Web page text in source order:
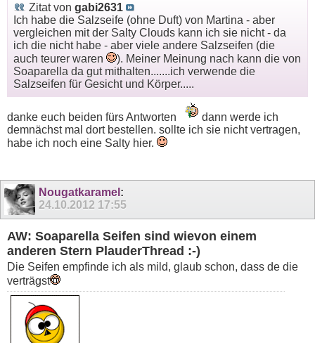
Zitat von gabi2631
Ich habe die Salzseife (ohne Duft) von Martina - aber
vergleichen mit der Salty Clouds kann ich sie nicht - da
ich die nicht habe - aber viele andere Salzseifen (die
auch teurer waren
). Meiner Meinung nach kann die von
Soaparella da gut mithalten.......ich verwende die
Salzseifen für Gesicht und Körper.....
danke euch beiden fürs Antworten
dann werde ich
demnächst mal dort bestellen. sollte ich sie nicht vertragen,
habe ich noch eine Salty hier.
Nougatkaramel :
24.10.2012 17:55
AW: Soaparella Seifen sind wievon einem
anderen Stern PlauderThread :-)
Die Seifen empfinde ich als mild, glaub schon, dass de die
verträgst